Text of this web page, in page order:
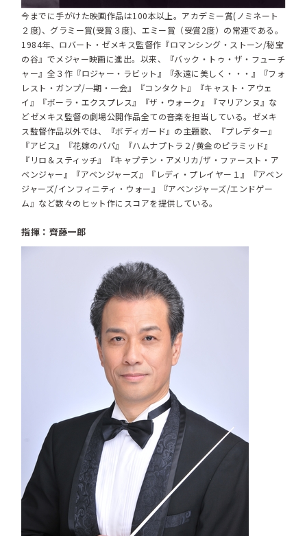
今までに手がけた映画作品は100本以上。アカデミー賞(ノミネート
２度)、グラミー賞(受賞３度)、エミー賞（受賞2度）の常連である。
1984年、ロバート・ゼメキス監督作『ロマンシング・ストーン/秘宝
の谷』でメジャー映画に進出。以来、『バック・トゥ・ザ・フューチ
ャー』全３作『ロジャー・ラビット』『永遠に美しく・・・』『フォ
レスト・ガンプ/一期・一会』『コンタクト』『キャスト・アウェ
イ』『ポーラ・エクスプレス』『ザ・ウォーク』『マリアンヌ』な
どゼメキス監督の劇場公開作品全ての音楽を担当している。ゼメキ
ス監督作品以外では、『ボディガード』の主題歌、『プレデター』
『アビス』『花嫁のパパ』『ハムナプトラ２/黄金のピラミッド』
『リロ＆スティッチ』『キャプテン・アメリカ/ザ・ファースト・ア
ベンジャー』『アベンジャーズ』『レディ・プレイヤー１』『アベン
ジャーズ/インフィニティ・ウォー』『アベンジャーズ/エンドゲー
ム』など数々のヒット作にスコアを提供している。
指揮：齊藤一郎